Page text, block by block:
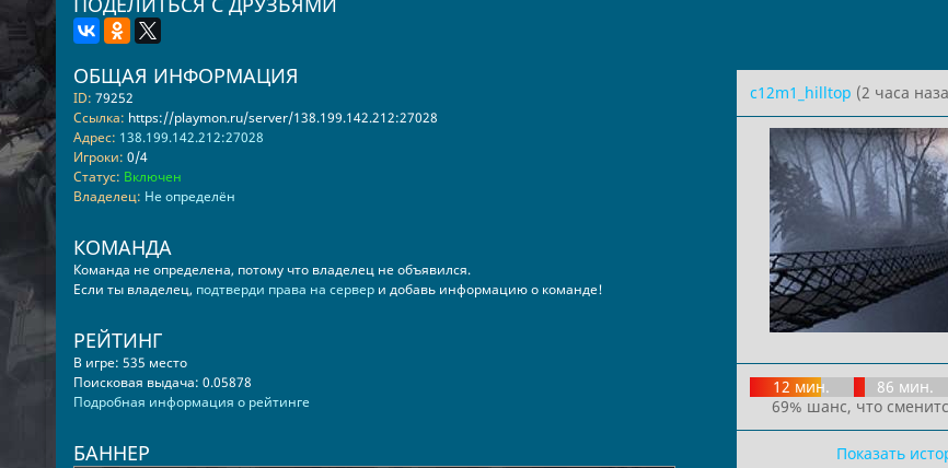
c12m1_hilltop (2 часа
12 мин. 86 мин.
69% шанс, что
Показать
ОБЩАЯ ИНФОРМАЦИЯ
ID: 79252
Ссылка: https://playmon.ru/server/138.199.142.212:27028
Адрес: 138.199.142.212:27028
Игроки: 0/4
Статус: Включен
Владелец: Не определён
КОМАНДА
Команда не определена, потому что владелец не объявился.
Если ты владелец, подтверди права на сервери добавь информацию о команде!
РЕЙТИНГ
В игре: 535 место
Поисковая выдача: 0.05878
Подробная информация о рейтинге
БАННЕР